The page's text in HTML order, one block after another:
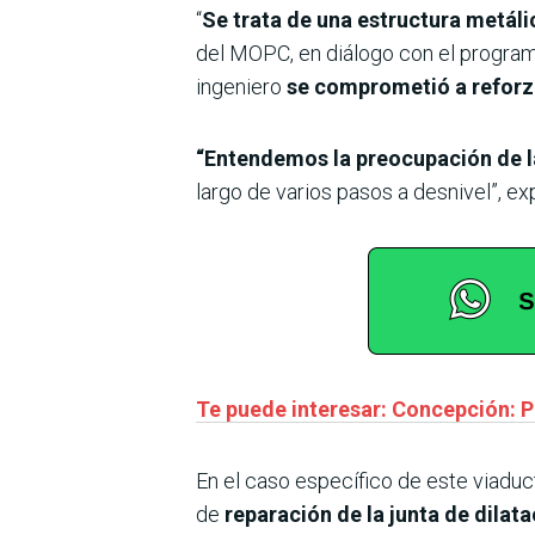
“Se trata de una estructura
del MOPC, en diálogo con el
ingeniero se comprometió a
“Entendemos la preocupación de
largo de varios pasos a desnivel”,
Te puede interesar: Concepción:
En el caso específico de este
de reparación de la junta de